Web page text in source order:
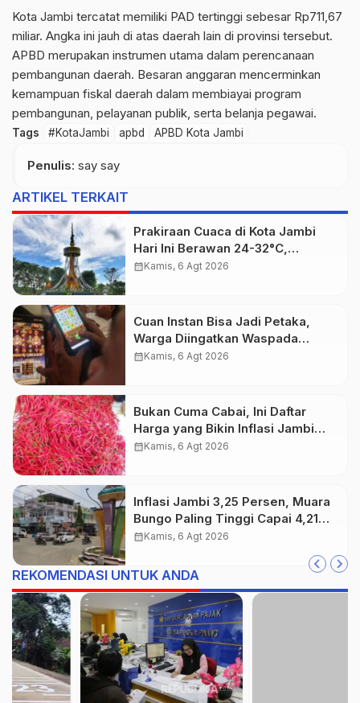
Kota Jambi tercatat memiliki PAD tertinggi sebesar Rp711,67
miliar. Angka ini jauh di atas daerah lain di provinsi tersebut.
APBD merupakan instrumen utama dalam perencanaan
pembangunan daerah. Besaran anggaran mencerminkan
kemampuan fiskal daerah dalam membiayai program
pembangunan, pelayanan publik, serta belanja pegawai.
Tags #KotaJambi apbd APBD Kota Jambi
Penulis: say say
ARTIKEL TERKAIT
Prakiraan Cuaca di Kota Jambi
Hari Ini Berawan 24-32°C,
kelembapan 59-97 persen.
calendar_monthKamis, 6 Agt 2026
Cuan Instan Bisa Jadi Petaka,
Warga Diingatkan Waspada
Investasi Bodong dan Judi Online
calendar_monthKamis, 6 Agt 2026
Bukan Cuma Cabai, Ini Daftar
Harga yang Bikin Inflasi Jambi
Tembus 3,25 Persen
calendar_monthKamis, 6 Agt 2026
Inflasi Jambi 3,25 Persen, Muara
Bungo Paling Tinggi Capai 4,21
Persen
calendar_monthKamis, 6 Agt 2026
REKOMENDASI UNTUK ANDA